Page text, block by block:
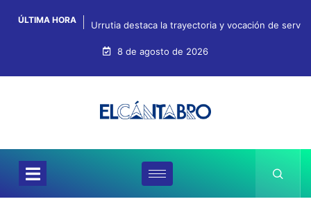
ÚLTIMA HORA Urrutia destaca la trayectoria y vocación de
8 de agosto de 2026